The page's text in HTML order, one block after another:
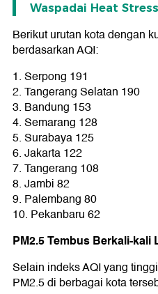
Waspadai Heat
Berikut urutan kota dengan
berdasarkan AQI:
1. Serpong 191
2. Tangerang Selatan 190
3. Bandung 153
4. Semarang 128
5. Surabaya 125
6. Jakarta 122
7. Tangerang 108
8. Jambi 82
9. Palembang 80
10. Pekanbaru 62
PM2.5 Tembus Berkali-kali
Selain indeks AQI yang
PM2.5 di berbagai kota